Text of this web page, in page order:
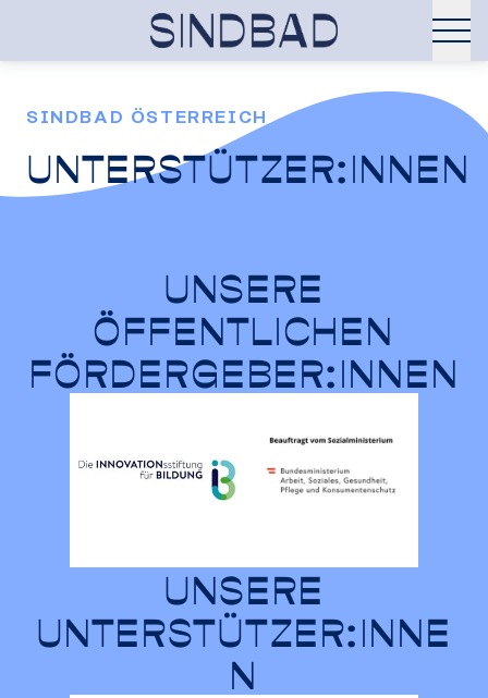
SINDBAD ÖSTERREICH
UNTERSTÜTZER:INNEN
UNSERE
ÖFFENTLICHEN
FÖRDERGEBER:INNEN
UNSERE
UNTERSTÜTZER:INNE
N